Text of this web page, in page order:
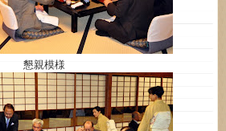
懇親模様